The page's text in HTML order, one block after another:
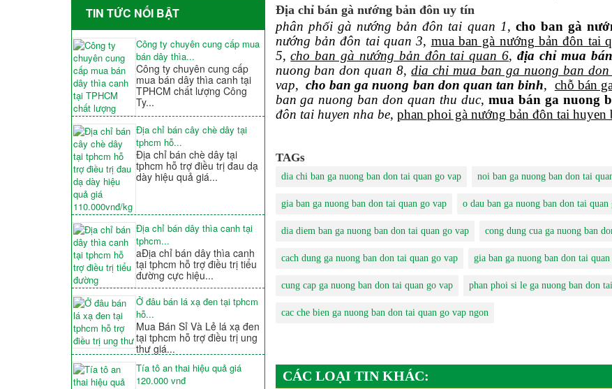
TIN TỨC NỐI BẬT
Công ty chuyên cung cấp mua
bán dây thìa...
Công ty chuyên cung cấp
mua bán dây thìa canh tại
TPHCM chất lượng Công
Ty...
Địa chỉ bán cây chè dây tại
tphcm hỗ...
Địa chỉ bán chè dây tại
tphcm hỗ trợ điều trị đau dạ
dày hiệu quả giá...
Địa chỉ bán dây thìa canh tại
tphcm...
aĐịa chỉ bán dây thìa canh
tại tphcm hỗ trợ điều trị tiểu
đường cực hiệu...
Ở đâu bán lá xạ đen tại tphcm
hỗ...
Mua Bán Sỉ Và Lẻ lá xạ đen
tại tphcm hỗ trợ điều trị ung
thư giá...
Tía tô an thai hiệu quả giá
120.000 vnđ
Địa chỉ bán gà nướng bản đôn uy tín
phân phối gà nướng bản đôn tai quan 1, cho ban gà
nướng bản đôn tai quan 3, mua ban gà nướng bản đôn tai
5,cho ban gà nướng bản đôn tai quan 6,địa chỉ mua
nuong ban don quan 8,dia chi mua ban ga nuong ban
vap, cho ban ga nuong ban don quan tan binh, chỗ bán
ban ga nuong ban don quan thu duc,mua bán ga nuong
đôn tai huyen nha be, phan phoi gà nướng bản đôn tai huyen
TAGs
dia chi ban ga nuong ban don tai quan go vap noi ban ga nuong ban don tai
gia ban ga nuong ban don tai quan go vap o dau ban ga nuong ban don tai quan
dia diem ban ga nuong ban don tai quan go vap cong dung cua ga nuong ban
cach dung ga nuong ban don tai quan go vap gia ban ga nuong ban don tai
cung cap ga nuong ban don tai quan go vap phan phoi si le ga nuong ban don
cac che bien ga nuong ban don tai quan go vap ngon
CÁC LOẠI TIN KHÁC: